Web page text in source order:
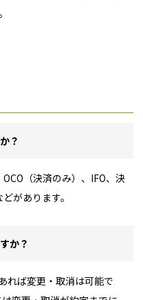
？
（決済のみ）、IFO、決
があります。
か？
れば変更・取消は可能で